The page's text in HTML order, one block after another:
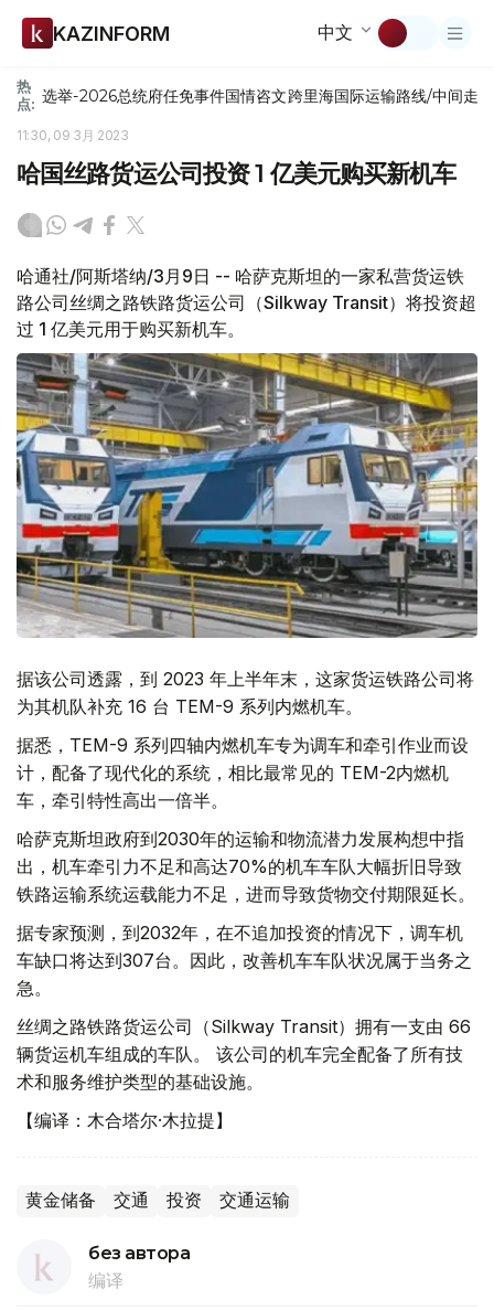
KAZINFORM 中文
热
点: 选举-2026总统府任免事件国情咨文跨里海国际运输路线/中间走廊
11:30, 09 3月 2023
哈国丝路货运公司投资 1 亿美元购买新机车
哈通社/阿斯塔纳/3月9日 -- 哈萨克斯坦的一家私营货运铁
路公司丝绸之路铁路货运公司（Silkway Transit）将投资超
过 1 亿美元用于购买新机车。
据该公司透露，到 2023 年上半年末，这家货运铁路公司将
为其机队补充 16 台 TEM-9 系列内燃机车。
据悉，TEM-9 系列四轴内燃机车专为调车和牵引作业而设
计，配备了现代化的系统，相比最常见的 TEM-2内燃机
车，牵引特性高出一倍半。
哈萨克斯坦政府到2030年的运输和物流潜力发展构想中指
出，机车牵引力不足和高达70%的机车车队大幅折旧导致
铁路运输系统运载能力不足，进而导致货物交付期限延长。
据专家预测，到2032年，在不追加投资的情况下，调车机
车缺口将达到307台。因此，改善机车车队状况属于当务之
急。
丝绸之路铁路货运公司（Silkway Transit）拥有一支由 66
辆货运机车组成的车队。 该公司的机车完全配备了所有技
术和服务维护类型的基础设施。
【编译：木合塔尔·木拉提】
黄金储备 交通 投资 交通运输
без автора
编译